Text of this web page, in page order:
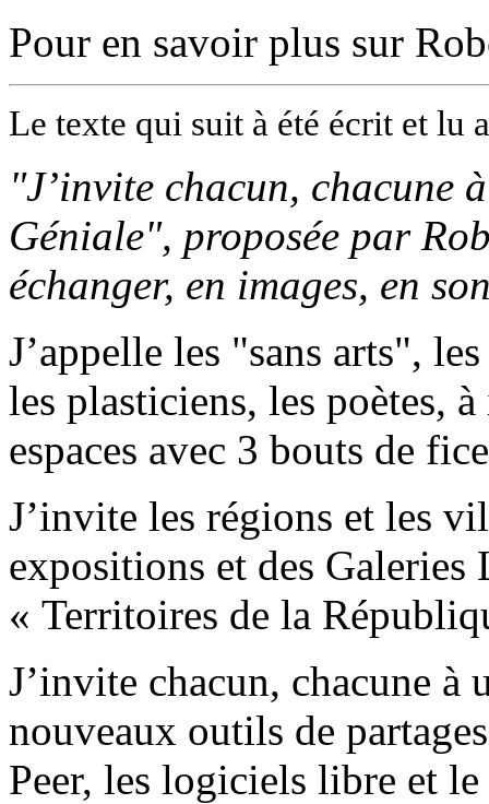
Pour en savoir plus sur
Le texte qui suit à été écrit et lu
"J’invite chacun, chacune
Géniale", proposée par
échanger, en images, en
J’appelle les "sans arts",
les plasticiens, les poètes,
espaces avec 3 bouts de
J’invite les régions et les
expositions et des
« Territoires de la
J’invite chacun, chacune à
nouveaux outils de
Peer, les logiciels libre et